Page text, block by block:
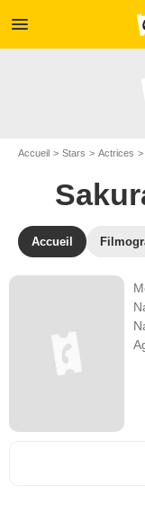
menu
Accueil Stars Actrices
Accueil